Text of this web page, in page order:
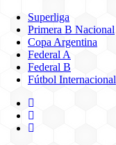
Superliga
Primera B Nacional
Copa Argentina
Federal A
Federal B
Fútbol Internacional